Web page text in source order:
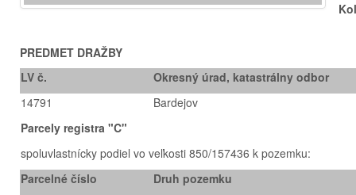
PREDMET DRAŽBY
LV č.
Okresný úrad, katastrálny odbor
14791
Bardejov
Parcely registra "C"
spoluvlastnícky podiel vo veľkosti 850/157436 k pozemku:
Parcelné číslo
Druh pozemku